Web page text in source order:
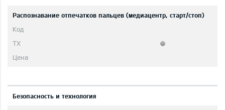
Распознавание отпечатков пальцев (медиацентр, старт/стоп)
Безопасность и технология